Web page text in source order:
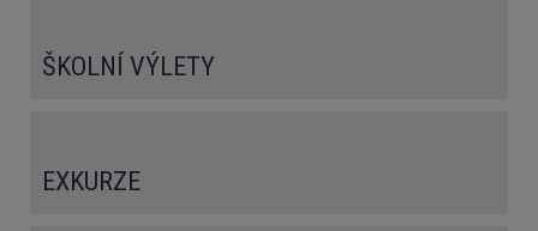
ŠKOLNÍ VÝLETY
EXKURZE